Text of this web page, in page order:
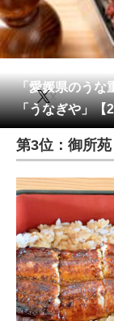
住まい
動物
会員記事
メディア
注目記事を集め
ITの今と未来を
スマホと通信の
進化するPCと
好きが集まる
「愛媛県のうな
「うなぎや」【
X
第3位：御所苑